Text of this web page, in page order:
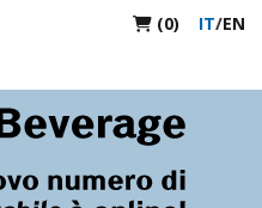
(0) IT/EN